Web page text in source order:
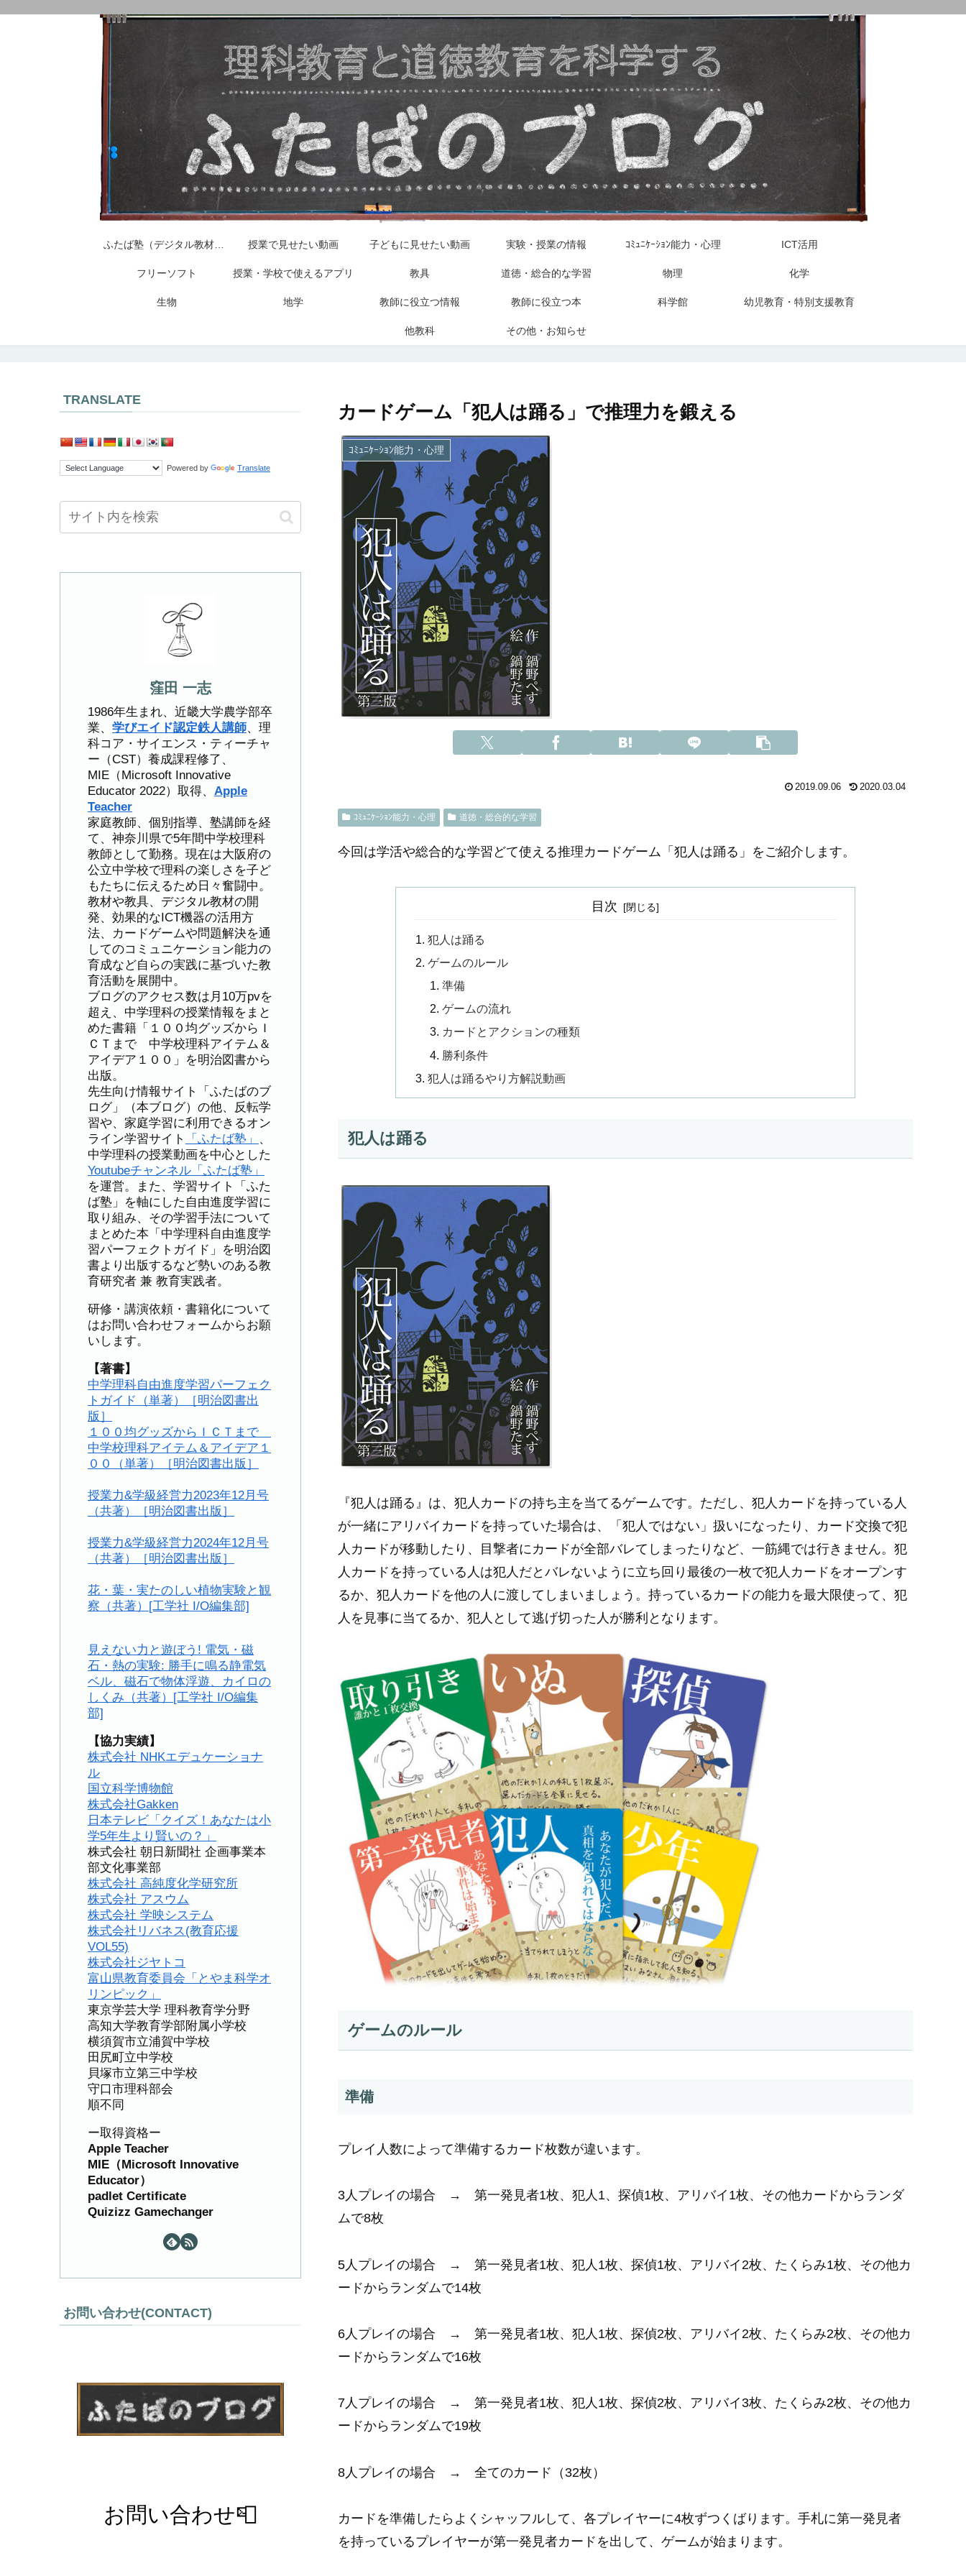
授業で見せたい動画 子どもに見せたい動画 実験・授業の情報 ｺﾐｭﾆｹｰｼｮﾝ能力・心理 ICT活用
フリーソフト 授業・学校で使えるアプリ 教具 道徳・総合的な学習 物理 化学
生物 地学 教師に役立つ情報 教師に役立つ本 科学館 幼児教育・特別支援教育
他教科 その他・お知らせ
カードゲーム「犯人は踊る」で推理力を鍛える
ｺﾐｭﾆｹｰｼｮﾝ能力・心理
2019.09.06 2020.03.04
ｺﾐｭﾆｹｰｼｮﾝ能力・心理 道徳・総合的な学習
今回は学活や総合的な学習どて使える推理カードゲーム「犯人は踊る」をご紹介します。
目次
犯人は踊る
ゲームのルール
準備
ゲームの流れ
カードとアクションの種類
勝利条件
犯人は踊るやり方解説動画
犯人は踊る
『犯人は踊る』は、犯人カードの持ち主を当てるゲームです。ただし、犯人カードを持っている人
が一緒にアリバイカードを持っていた場合は、「犯人ではない」扱いになったり、カード交換で犯
人カードが移動したり、目撃者にカードが全部バレてしまったりなど、一筋縄では行きません。犯
人カードを持っている人は犯人だとバレないように立ち回り最後の一枚で犯人カードをオープンす
るか、犯人カードを他の人に渡してしまいましょう。持っているカードの能力を最大限使って、犯
人を見事に当てるか、犯人として逃げ切った人が勝利となります。
ゲームのルール
準備
プレイ人数によって準備するカード枚数が違います。
3人プレイの場合 → 第一発見者1枚、犯人1、探偵1枚、アリバイ1枚、その他カードからランダ
ムで8枚
5人プレイの場合 → 第一発見者1枚、犯人1枚、探偵1枚、アリバイ2枚、たくらみ1枚、その他カ
ードからランダムで14枚
6人プレイの場合 → 第一発見者1枚、犯人1枚、探偵2枚、アリバイ2枚、たくらみ2枚、その他カ
ードからランダムで16枚
7人プレイの場合 → 第一発見者1枚、犯人1枚、探偵2枚、アリバイ3枚、たくらみ2枚、その他カ
ードからランダムで19枚
8人プレイの場合 → 全てのカード（32枚）
カードを準備したらよくシャッフルして、各プレイヤーに4枚ずつくばります。手札に第一発見者
を持っているプレイヤーが第一発見者カードを出して、ゲームが始まります。
TRANSLATE
Powered by Translate
窪田 一志
1986年生まれ、近畿大学農学部卒
業、 学びエイド認定鉄人講師、理
科コア・サイエンス・ティーチャ
ー（CST）養成課程修了、
MIE（Microsoft Innovative
Educator 2022）取得、 Apple
Teacher
家庭教師、個別指導、塾講師を経
て、神奈川県で5年間中学校理科
教師として勤務。現在は大阪府の
公立中学校で理科の楽しさを子ど
もたちに伝えるため日々奮闘中。
教材や教具、デジタル教材の開
発、効果的なICT機器の活用方
法、カードゲームや問題解決を通
してのコミュニケーション能力の
育成など自らの実践に基づいた教
育活動を展開中。
ブログのアクセス数は月10万pvを
超え、中学理科の授業情報をまと
めた書籍「１００均グッズからＩ
ＣＴまで 中学校理科アイテム＆
アイデア１００」を明治図書から
出版。
先生向け情報サイト「ふたばのブ
ログ」（本ブログ）の他、反転学
習や、家庭学習に利用できるオン
ライン学習サイト
「ふたば塾」
、
中学理科の授業動画を中心とした
Youtubeチャンネル「ふたば塾」
を運営。また、学習サイト「ふた
ば塾」を軸にした自由進度学習に
取り組み、その学習手法について
まとめた本「中学理科自由進度学
習パーフェクトガイド」を明治図
書より出版するなど勢いのある教
育研究者 兼 教育実践者。
研修・講演依頼・書籍化について
はお問い合わせフォームからお願
いします。
【著書】
中学理科自由進度学習パーフェク
トガイド（単著）［明治図書出
版］
１００均グッズからＩＣＴまで
中学校理科アイテム＆アイデア１
００（単著）［明治図書出版］
授業力&学級経営力2023年12月号
（共著）［明治図書出版］
授業力&学級経営力2024年12月号
（共著）［明治図書出版］
花・葉・実たのしい植物実験と観
察（共著）[工学社 I/O編集部]
見えない力と遊ぼう! 電気・磁
石・熱の実験: 勝手に鳴る静電気
ベル、磁石で物体浮遊、カイロの
しくみ（共著）[工学社 I/O編集
部]
【協力実績】
株式会社 NHKエデュケーショナ
ル
国立科学博物館
株式会社Gakken
日本テレビ「クイズ！あなたは小
学5年生より賢いの？」
株式会社 朝日新聞社 企画事業本
部文化事業部
株式会社 高純度化学研究所
株式会社 アスウム
株式会社 学映システム
株式会社リバネス(教育応援
VOL55)
株式会社ジヤトコ
富山県教育委員会「とやま科学オ
リンピック」
東京学芸大学 理科教育学分野
高知大学教育学部附属小学校
横須賀市立浦賀中学校
田尻町立中学校
貝塚市立第三中学校
守口市理科部会
順不同
ー取得資格ー
Apple Teacher
MIE（Microsoft Innovative
Educator）
padlet Certificate
Quizizz Gamechanger
お問い合わせ(CONTACT)